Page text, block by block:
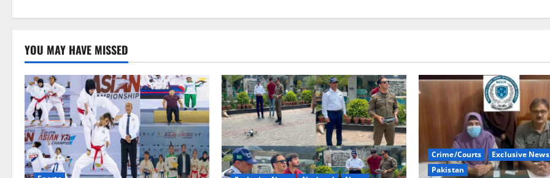
پی
ڈولفن
کے
ساتھ
سڑک
پرافطاری
YOU MAY HAVE MISSED
Crime/Courts
Exclusive News
Pakistan